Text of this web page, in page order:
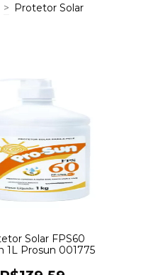
> Protetor Solar
Solar FPS60
1L Prosun 001775